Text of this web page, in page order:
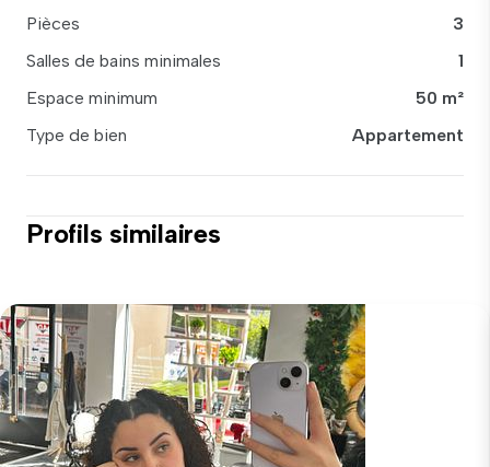
Pièces
3
Salles de bains minimales
1
Espace minimum
50 m²
Type de bien
Appartement
Profils similaires